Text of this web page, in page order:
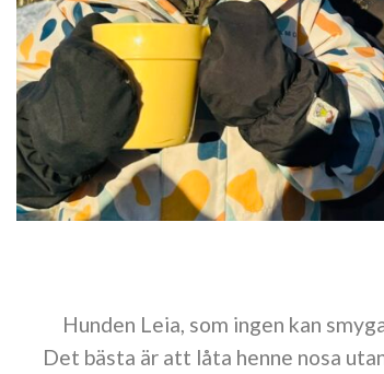
Hunden Leia, som ingen kan
Det bästa är att låta henne nosa